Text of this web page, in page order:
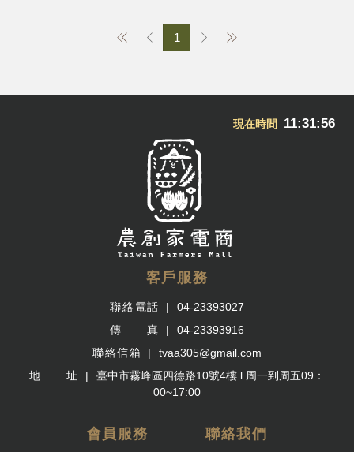
1
現在時間 11:31:57
客戶服務
聯絡電話
04-23393027
傳 真
04-23393916
聯絡信箱
tvaa305@gmail.com
地 址
臺中市霧峰區四德路10號4樓 l 周一到周五09：
00~17:00
會員服務 聯絡我們